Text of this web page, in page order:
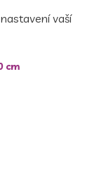
vaší
cm